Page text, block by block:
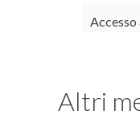
Accesso
Altri